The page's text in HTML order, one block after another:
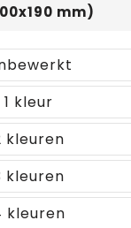
mm)
1